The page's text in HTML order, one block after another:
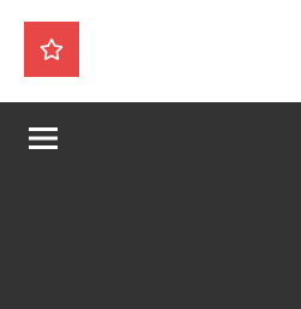
La
météo
en